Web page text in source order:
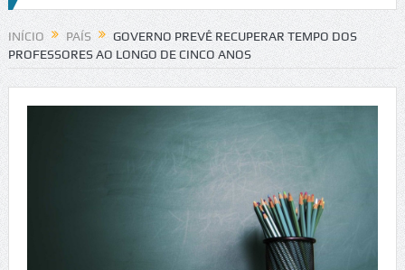
trânsito no IC2 em Alcobaça Igreja do Castelo de Cerveira
INÍCIO PAÍS
GOVERNO PREVÊ RECUPERAR TEMPO DOS
PROFESSORES AO LONGO DE CINCO ANOS